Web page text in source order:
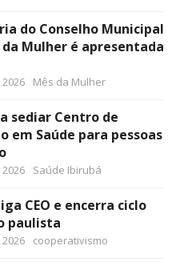
do Conselho Municipal
Mulher é apresentada
Mês da Mulher
sediar Centro de
em Saúde para pessoas
Saúde Ibirubá
CEO e encerra ciclo
paulista
cooperativismo